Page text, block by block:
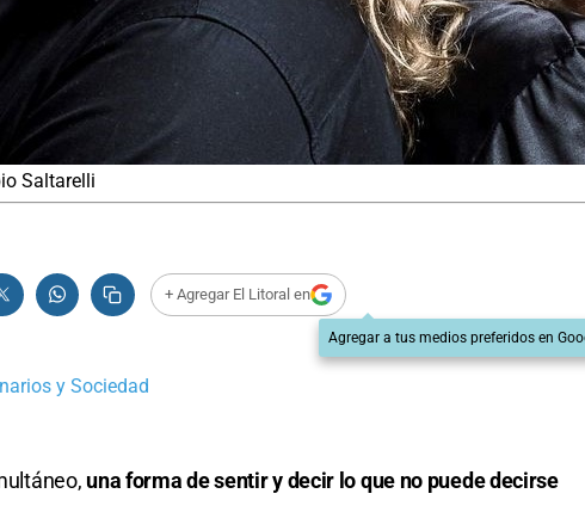
Saltarelli
+ Agregar El Litoral en
Agregar a tus medios preferidos en
y Sociedad
una forma de sentir y decir lo que no puede decirse